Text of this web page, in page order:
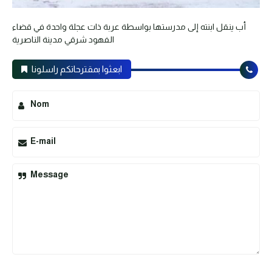
أب ينقل ابنته إلى مدرستها بواسطة عربة ذات عجلة واحدة في قضاء
الفهود شرقي مدينة الناصرية
ابعثوا بمقترحاتكم راسلونا
Nom
E-mail
Message